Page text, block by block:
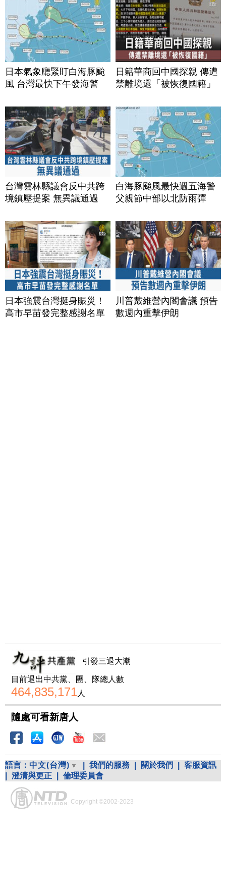
日本氣象廳緊盯白海豚颱
風 台灣最快下午發海警
日籍華商回中國探親 傳遭
禁離境還「被恢復國籍」
台灣雲林縣議會反中共跨
境鎮壓提案 無異議通過
白海豚颱風最快週五海警
父親節中部以北防雨彈
日本強震台灣挺身賑災！
高市早苗發完整感謝名單
川普戴維營內閣會議 預告
數週內重擊伊朗
引發三退大潮
目前退出中共黨、團、隊總人數
464,835,171人
隨處可看新唐人
語言： 中文(台灣) 我們的服務 關於我們
客服資訊
澄清與更正 倫理委員會
Copyright ©2002-2023